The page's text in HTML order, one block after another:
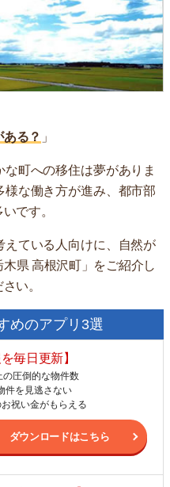
る？ 」
町への移住は夢がありま
な働き方が進み、都市部
です。
えている人向けに、自然が
県 高根沢町」をご紹介し
い。
めのアプリ3選
毎日更新】
の圧倒的な物件数
件を見逃さない
お祝い金がもらえる
ダウンロードはこちら